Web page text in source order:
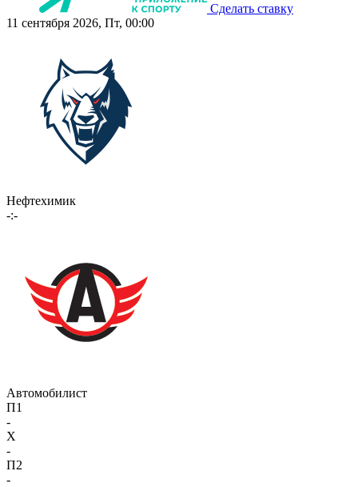
Сделать ставку
11 сентября 2026, Пт, 00:00
Нефтехимик
-:-
Автомобилист
П1
-
X
-
П2
-